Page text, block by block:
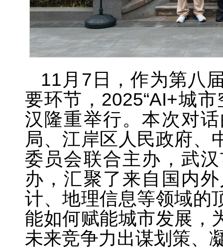
11月7日，作为第八
要环节，2025“AI+城
汉隆重举行。本次对
局、江岸区人民政府、
委员会联合主办，武
办，汇聚了来自国内
计、地理信息等领域的
能如何赋能城市发展，
未来竞争力出谋划策、